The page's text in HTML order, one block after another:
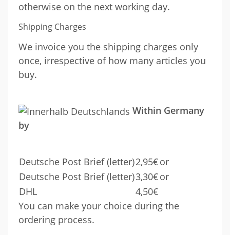
otherwise on the next working day.
Shipping Charges
We invoice you the shipping charges only
once, irrespective of how many articles you
buy.
Within Germany
by
Deutsche Post Brief (letter)2,95€or
Deutsche Post Brief (letter)3,30€or
DHL
4,50€
You can make your choice during the
ordering process.